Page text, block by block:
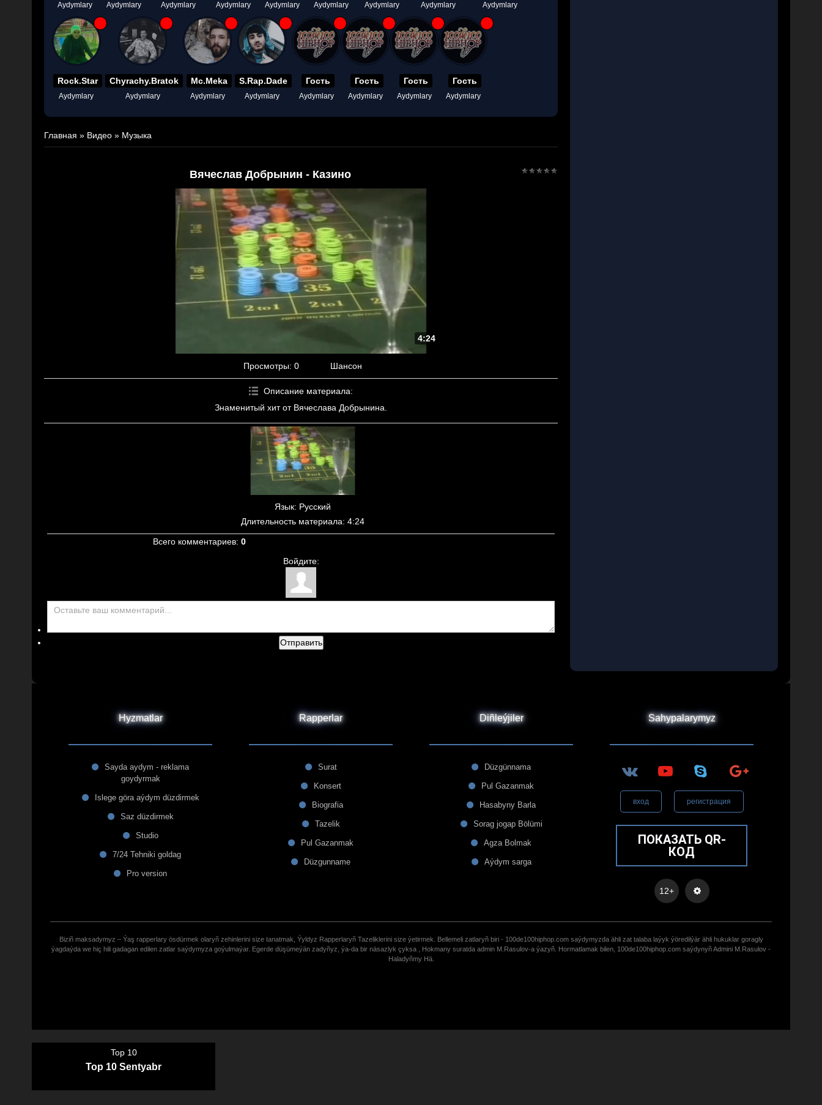
Aydymlary Aydymlary Aydymlary Aydymlary Aydymlary Aydymlary Aydymlary Aydymlary Aydymlary
Rock.Star
Aydymlary
Chyrachy.Bratok
Aydymlary
Mc.Meka
Aydymlary
S.Rap.Dade
Aydymlary
Гость
Aydymlary
Гость
Aydymlary
Гость
Aydymlary
Гость
Aydymlary
Главная » Видео » Музыка
Вячеслав Добрынин - Казино
4:24
Просмотры: 0 Шансон
Описание материала:
Знаменитый хит от Вячеслава Добрынина.
Язык: Русский
Длительность материала: 4:24
Всего комментариев: 0
Войдите:
Отправить
Hyzmatlar
Sayda aydym - reklama
goydyrmak
Islege göra aýdym düzdirmek
Saz düzdirmek
Studio
7/24 Tehniki goldag
Pro version
Rapperlar
Surat
Konsert
Biografia
Tazelik
Pul Gazanmak
Düzgunname
Diñleýjiler
Düzgünnama
Pul Gazanmak
Hasabyny Barla
Sorag jogap Bölümi
Agza Bolmak
Aýdym sarga
Sahypalarymyz
вход регистрация
ПОКАЗАТЬ QR-
КОД
12+
Biziñ maksadymyz – Ýaş rapperlary ösdürmek olaryñ zehinlerini size tanatmak, Ýyldyz Rapperlaryñ Tazeliklerini size ýetirmek. Bellemeli zatlaryñ biri - 100de100hiphop.com saýdymyzda ähli zat talaba laýyk ýöredilýär ähli hukuklar goragly
ýagdaýda we hiç hili gadagan edilen zatlar saýdymyza goýulmaýar. Egerde düşümeýän zadyñyz, ýa-da bir näsazlyk çyksa , Hokmany suratda admin M.Rasulov-a ýazyñ. Hormatlamak bilen, 100de100hiphop.com saýdynyñ Admini M.Rasulov -
Haladyñmy Hä.
Top 10
Top 10 Sentyabr